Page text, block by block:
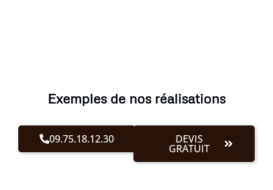
Exemples de nos réalisations
09.75.18.12.30 DEVIS
GRATUIT